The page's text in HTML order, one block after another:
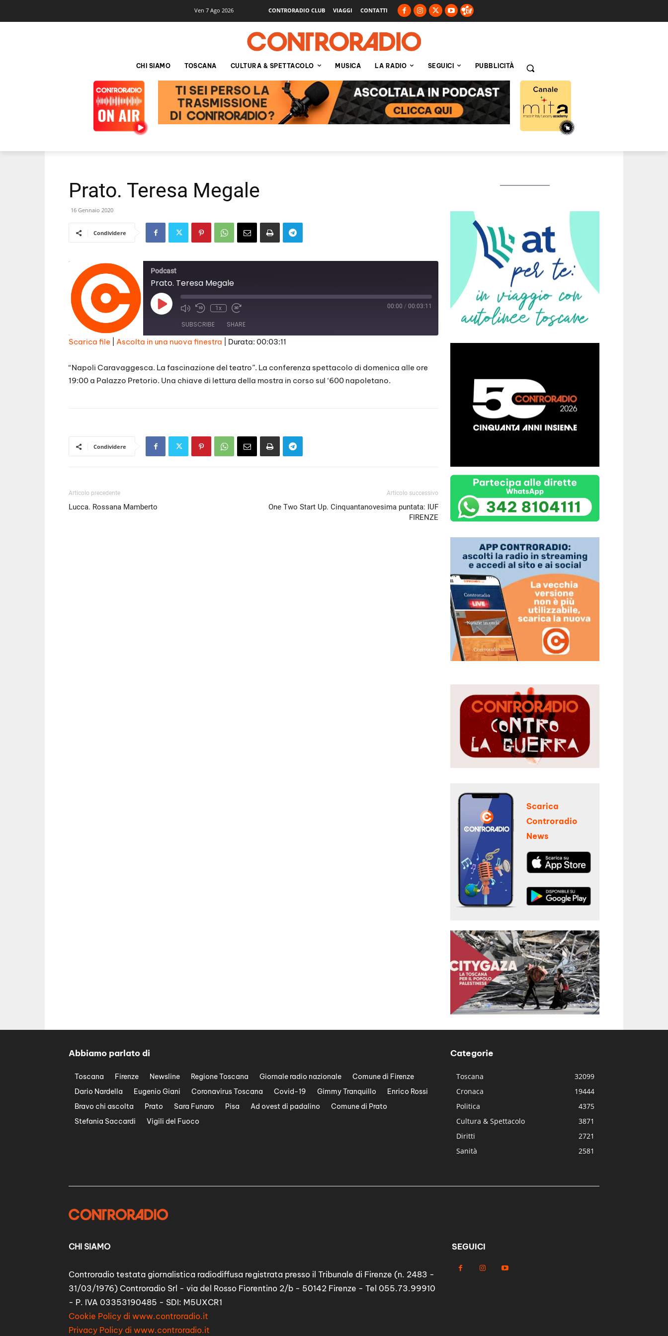
Ven 7 Ago 2026 CONTRORADIO CLUB VIAGGI CONTATTI
CHI SIAMO TOSCANA CULTURA & SPETTACOLO MUSICA LA RADIO SEGUICI PUBBLICITÀ
Prato. Teresa Megale
16 Gennaio 2020
Condividere
Podcast
Prato. Teresa Megale
Play
Episode
1x 00:00 / 00:03:11
SUBSCRIBE SHARE
RSS FEED
LINK
Scarica file Ascolta in una nuova finestra Durata: 00:03:11
“Napoli Caravaggesca. La fascinazione del teatro”. La conferenza spettacolo di domenica alle ore
19:00 a Palazzo Pretorio. Una chiave di lettura della mostra in corso sul ‘600 napoletano.
Condividere
Articolo precedente
Lucca. Rossana Mamberto
Articolo successivo
One Two Start Up. Cinquantanovesima puntata: IUF
FIRENZE
Scarica
Controradio
News
Abbiamo parlato di
Toscana Firenze Newsline Regione Toscana Giornale radio nazionale
Comune di Firenze
Dario Nardella
Eugenio Giani Coronavirus Toscana Covid-19 Gimmy Tranquillo
Enrico Rossi
Bravo chi ascolta
Prato Sara Funaro Pisa Ad ovest di padalino
Comune di Prato
Stefania Saccardi
Vigili del Fuoco
Categorie
Toscana
32099
Cronaca
19444
Politica
4375
Cultura & Spettacolo
3871
Diritti
2721
Sanità
2581
CHI SIAMO
Controradio testata giornalistica radiodiffusa registrata presso il Tribunale di Firenze (n. 2483 -
31/03/1976) Controradio Srl - via del Rosso Fiorentino 2/b - 50142 Firenze - Tel 055.73.99910
- P. IVA 03353190485 - SDI: M5UXCR1
Cookie Policy di www.controradio.it
Privacy Policy di www.controradio.it
SEGUICI